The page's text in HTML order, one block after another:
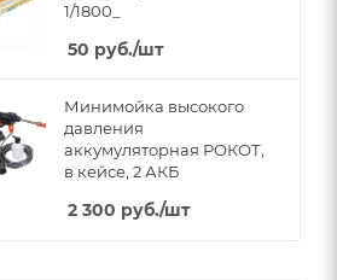
1/1800_
50 руб./шт
Минимойка высокого
давления
аккумуляторная РОКОТ,
в кейсе, 2 АКБ
2 300 руб./шт